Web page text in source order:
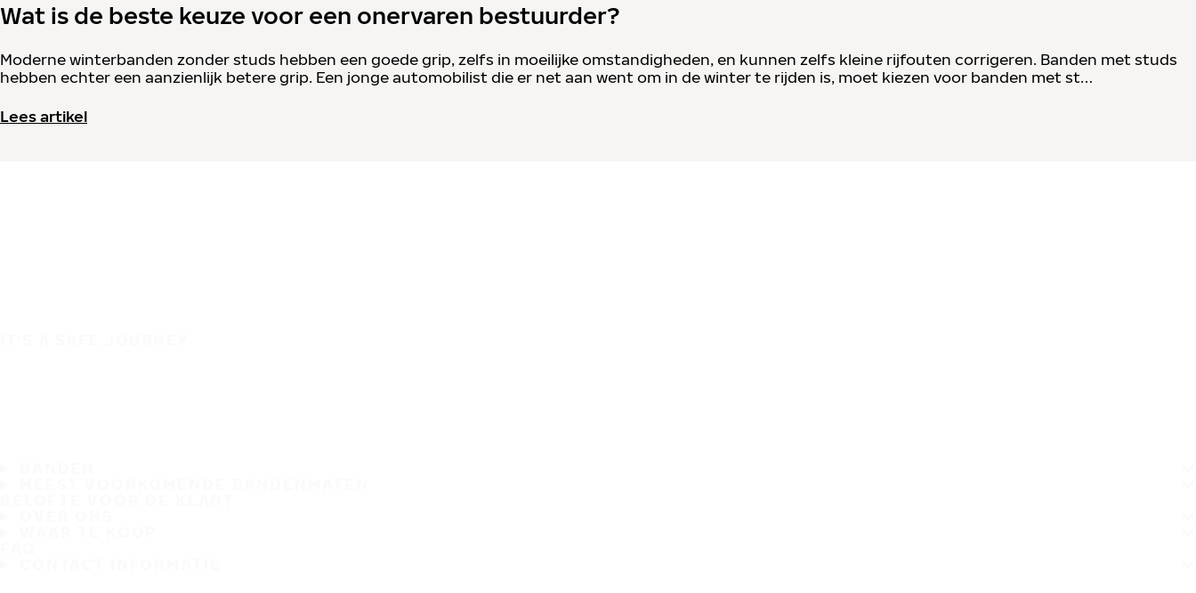
Wat is de beste keuze voor een onervaren bestuurder?
Moderne winterbanden zonder studs hebben een goede grip, zelfs in moeilijke omstandigheden, en kunnen zelfs kleine rijfouten corrigeren. Banden met studs
hebben echter een aanzienlijk betere grip. Een jonge automobilist die er net aan went om in de winter te rijden is, moet kiezen voor banden met st…
Lees artikel